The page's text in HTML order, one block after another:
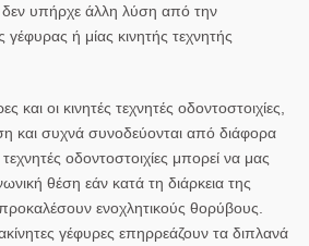
υπήρχε άλλη λύση από την
γέφυρας ή μίας κινητής τεχνητής
και οι κινητές τεχνητές οδοντοστοιχίες,
και συχνά συνοδεύονται από διάφορα
οδοντοστοιχίες μπορεί να μας
θέση εάν κατά τη διάρκεια της
ενοχλητικούς θορύβους.
γέφυρες επηρρεάζουν τα διπλανά